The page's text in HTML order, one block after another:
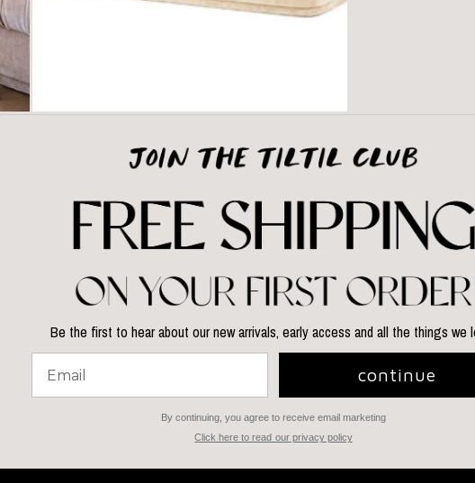
Be the first to hear about our new arrivals, early access and all the things we
continue
By continuing, you agree to receive email marketing
Click here to read our privacy policy